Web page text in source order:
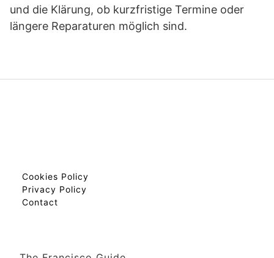
und die Klärung, ob kurzfristige Termine oder
längere Reparaturen möglich sind.
Cookies Policy
Privacy Policy
Contact